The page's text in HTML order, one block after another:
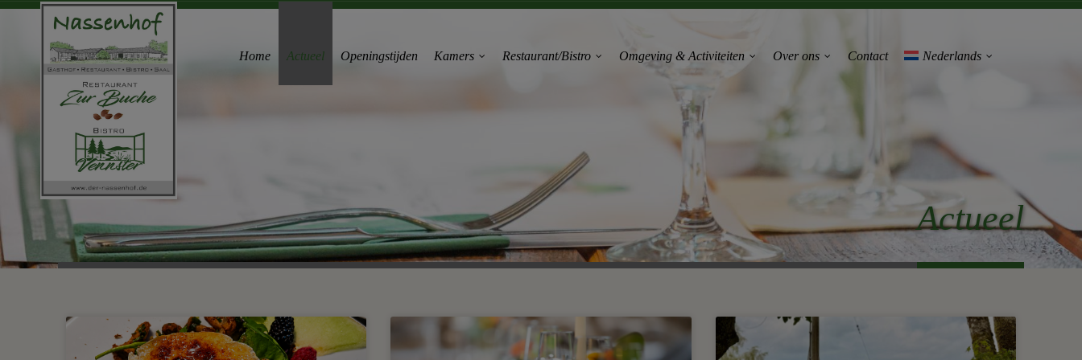
Home Actueel Openingstijden Kamers Restaurant/Bistro Omgeving & Activiteiten Over ons Contact Nederlands
Actueel